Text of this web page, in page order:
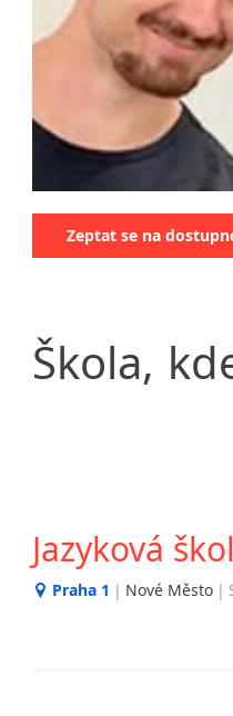
Klatovy
Kolín
Prostějov
Tišnov
Zeptat se na
Škola,
Jazyková
Praha 1 | Nové Město |